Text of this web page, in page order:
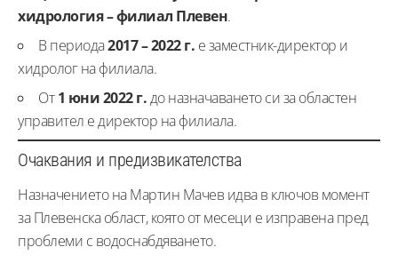
хидрология – филиал Плевен.
В периода2017 – 2022 г. е заместник-директор и
хидролог на филиала.
От1 юни 2022 г.до назначаването си за областен
управител е директор на филиала.
Очаквания и предизвикателства
Назначението на Мартин Мачев идва в ключов момент
за Плевенска област, която от месеци е изправена пред
проблеми с водоснабдяването.